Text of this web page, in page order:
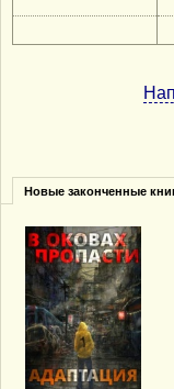
Новые законченные